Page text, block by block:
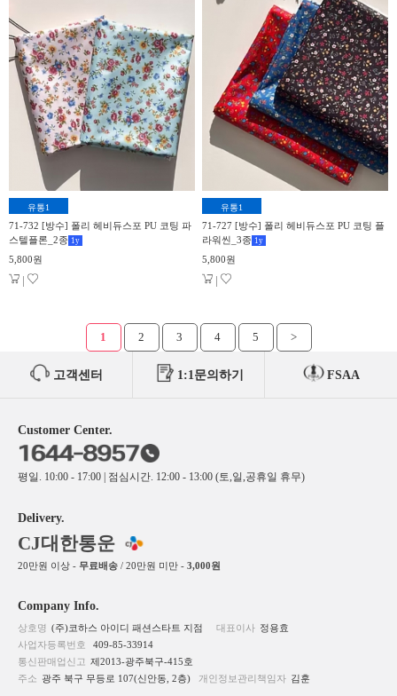
유통1
71-732 [방수] 폴리 헤비듀스포 PU 코팅 파
스텔플론_2종 1 y
5,800원
|
유통1
71-727 [방수] 폴리 헤비듀스포 PU 코팅 플
라워씬_3종 1 y
5,800원
|
1 2 3 4 5 >
고객센터 1:1문의하기 FSAA
Customer Center.
평일. 10:00 - 17:00 | 점심시간. 12:00 - 13:00 (토,일,공휴일 휴무)
Delivery.
CJ대한통운
20만원 이상 - 무료배송 / 20만원 미만 - 3,000원
Company Info.
상호명 (주)코하스 아이디 패션스타트 지점 대표이사 정용효
사업자등록번호
409-85-33914
통신판매업신고 제2013-광주북구-415호
주소 광주 북구 무등로 107(신안동, 2층) 개인정보관리책임자 김훈